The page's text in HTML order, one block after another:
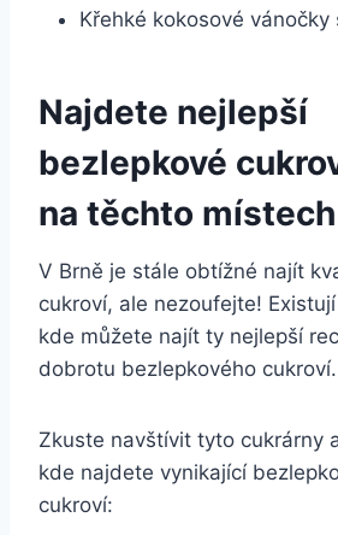
Křehké kokosové vánočky
Najdete nejlepší
bezlepkové
na těchto místech
V Brně je stále obtížné najít
cukroví, ale nezoufejte!
kde můžete najít ty nejlepší
dobrotu bezlepkového cukroví.
Zkuste navštívit tyto cukrárny
kde najdete vynikající
cukroví: